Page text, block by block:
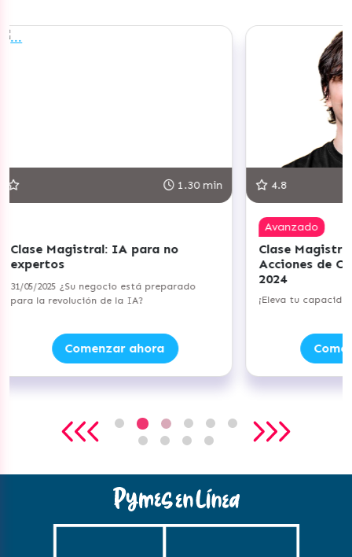
no
Clase Magistral: Planifica tus
Acciones de Copywriting para
¡Eleva tu capacidad persuasiva!
Comenzar ahora